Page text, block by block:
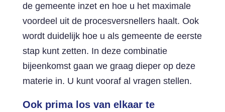
de gemeente inzet en hoe u het maximale
voordeel uit de procesversnellers haalt. Ook
wordt duidelijk hoe u als gemeente de eerste
stap kunt zetten. In deze combinatie
bijeenkomst gaan we graag dieper op deze
materie in. U kunt vooraf al vragen stellen.
Ook prima los van elkaar te